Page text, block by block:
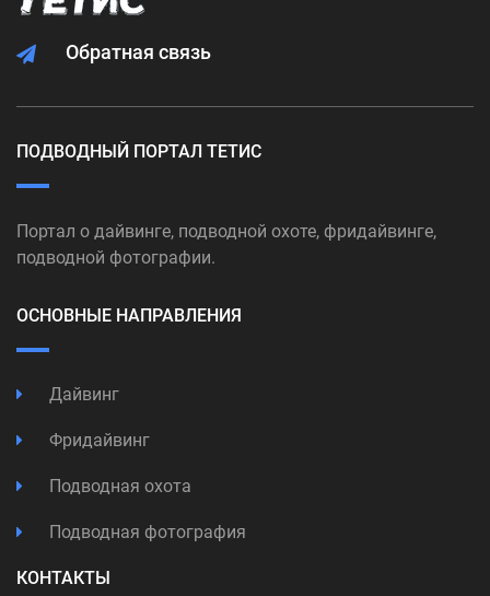
Обратная связь
ПОДВОДНЫЙ ПОРТАЛ ТЕТИС
Портал о дайвинге, подводной охоте, фридайвинге,
подводной фотографии.
ОСНОВНЫЕ НАПРАВЛЕНИЯ
Дайвинг
Фридайвинг
Подводная охота
Подводная фотография
КОНТАКТЫ